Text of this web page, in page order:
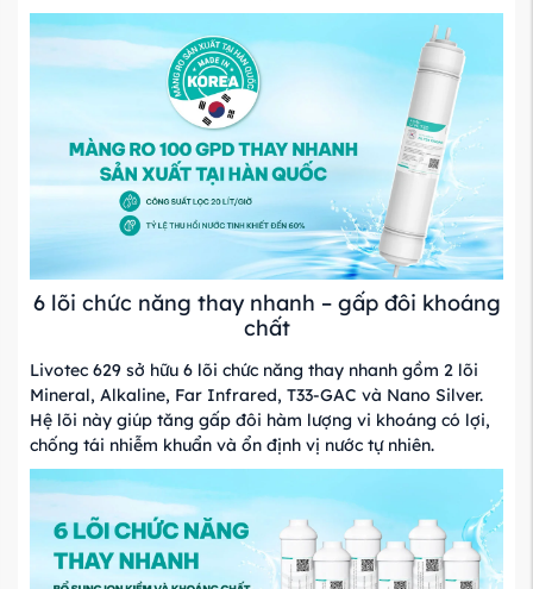
6 lõi chức năng thay nhanh – gấp đôi khoáng
chất
Livotec 629 sở hữu 6 lõi chức năng thay nhanh gồm 2 lõi
Mineral, Alkaline, Far Infrared, T33-GAC và Nano Silver.
Hệ lõi này giúp tăng gấp đôi hàm lượng vi khoáng có lợi,
chống tái nhiễm khuẩn và ổn định vị nước tự nhiên.